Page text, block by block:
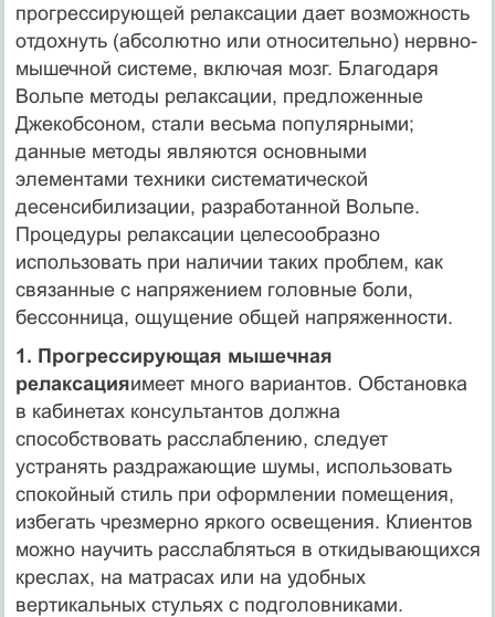
прогрессирующей релаксации дает возможность
отдохнуть (абсолютно или относительно) нервно-
мышечной системе, включая мозг. Благодаря
Вольпе методы релак­сации, предложенные
Джекобсоном, стали весьма популярными;
данные методы явля­ются основными
элементами техники систематической
десенсибилизации, разработан­ной Вольпе.
Процедуры релаксации целесооб­разно
использовать при наличии таких проблем, как
связанные с напряжением голов­ные боли,
бессонница, ощущение общей напряженности.
1. Прогрессирующая мышечная
релаксацияимеет много вариантов. Обстановка
в кабинетах консультантов должна
способствовать расслаблению, следу­ет
устранять раздражающие шумы, использовать
спокойный стиль при оформлении помещения,
избегать чрезмерно яркого освещения. Клиентов
можно научить расслабляться в откидывающихся
креслах, на мат­расах или на удобных
вертикальных стульях с подголовниками.